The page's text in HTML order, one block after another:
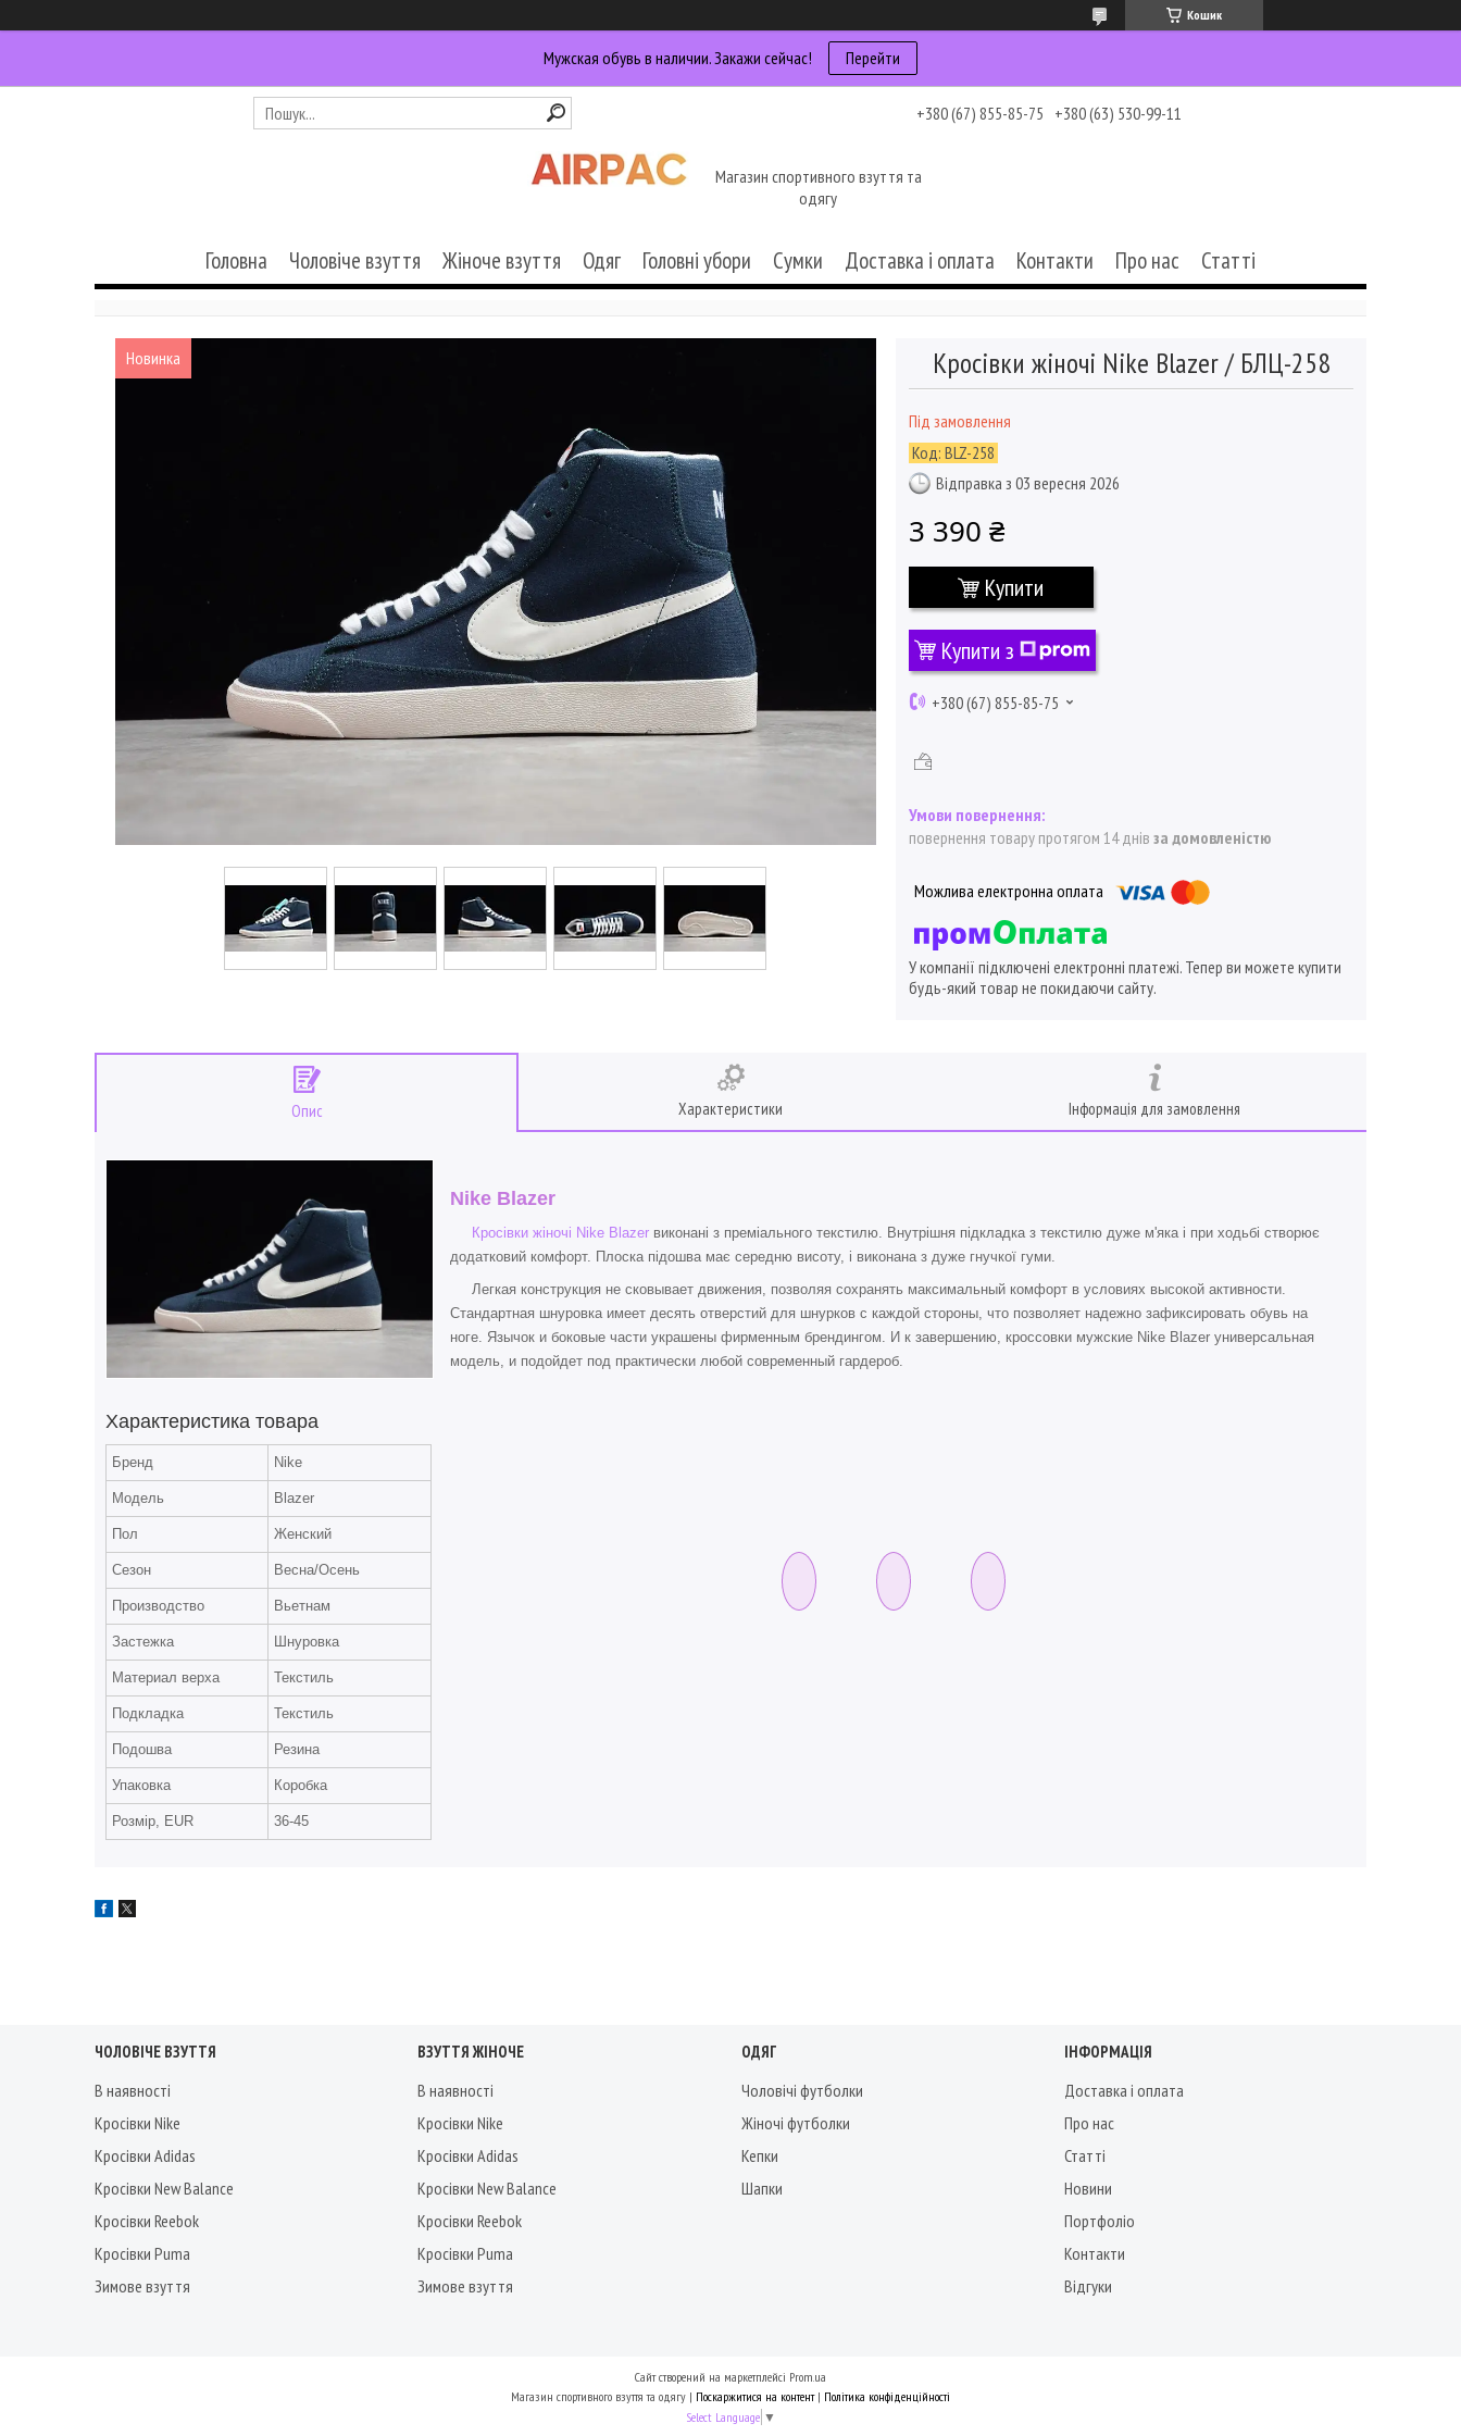
Кошик
Мужская обувь в наличии. Закажи сейчас! Перейти
+380 (67) 855-85-75 +380 (63) 530-99-11
Магазин спортивного взуття та
одягу
Головна Чоловіче взуття Жіноче взуття Одяг Головні убори Сумки Доставка і оплата Контакти Про нас Статті
Новинка Кросівки жіночі Nike Blazer / БЛЦ-258
Під замовлення
Код: BLZ-258
Відправка з 03 вересня 2026
3 390 ₴
Купити
Купити з
+380 (67) 855-85-75
повернення товару протягом 14 днів за домовленістю
У компанії підключені електронні платежі. Тепер ви можете купити
будь-який товар не покидаючи сайту.
Опис Характеристики Інформація для замовлення
Nike Blazer
Кросівки жіночі Nike Blazer виконані з преміального текстилю. Внутрішня підкладка з текстилю дуже м'яка і при ходьбі створює
додатковий комфорт. Плоска підошва має середню висоту, і виконана з дуже гнучкої гуми.
Легкая конструкция не сковывает движения, позволяя сохранять максимальный комфорт в условиях высокой активности.
Стандартная шнуровка имеет десять отверстий для шнурков с каждой стороны, что позволяет надежно зафиксировать обувь на
ноге. Язычок и боковые части украшены фирменным брендингом. И к завершению, кроссовки мужские Nike Blazer универсальная
модель, и подойдет под практически любой современный гардероб.
Характеристика товара
Бренд Nike
Модель Blazer
Пол Женский
Сезон Весна/Осень
Производство Вьетнам
Застежка Шнуровка
Материал верха Текстиль
Подкладка Текстиль
Подошва Резина
Упаковка Коробка
Розмір, EUR 36-45
ЧОЛОВІЧЕ ВЗУТТЯ
В наявності
Кросівки Nike
Кросівки Adidas
Кросівки New Balance
Кросівки Reebok
Кросівки Puma
Зимове взуття
ВЗУТТЯ ЖІНОЧЕ
В наявності
Кросівки Nike
Кросівки Adidas
Кросівки New Balance
Кросівки Reebok
Кросівки Puma
Зимове взуття
ОДЯГ
Чоловічі футболки
Жіночі футболки
Кепки
Шапки
ІНФОРМАЦІЯ
Доставка і оплата
Про нас
Статті
Новини
Портфоліо
Контакти
Відгуки
Сайт створений на маркетплейсі Prom.ua
Магазин спортивного взуття та одягу | Поскаржитися на контент | Політика конфіденційності
Select Language ▼